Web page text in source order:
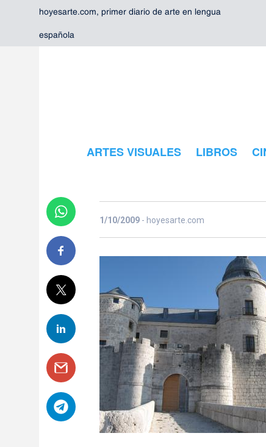
hoyesarte.com, primer diario de arte en lengua
española
ARTES VISUALES LIBROS
simancas
1/10/2009 - hoyesarte.com